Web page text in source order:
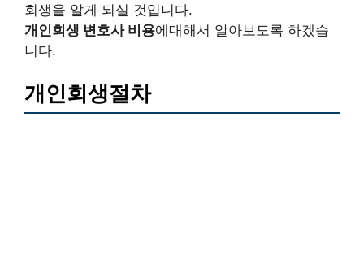
회생을 알게 되실 것입니다.
개인회생 변호사 비용에대해서 알아보도록 하겠습
니다.
개인회생절차